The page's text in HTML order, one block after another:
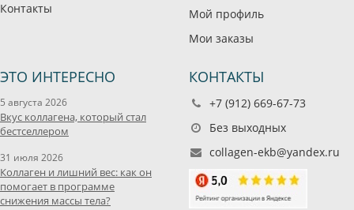
Контакты
Мой профиль
Мои заказы
ЭТО ИНТЕРЕСНО
5 августа 2026
Вкус коллагена, который стал
бестселлером
31 июля 2026
Коллаген и лишний вес: как он
помогает в программе
снижения массы тела?
КОНТАКТЫ
+7 (912) 669-67-73
Без выходных
collagen-ekb@yandex.ru